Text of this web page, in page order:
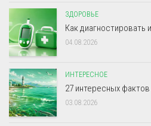
ЗДОРОВЬЕ
Как диагностировать
04.08.2026
ИНТЕРЕСНОЕ
27 интересных
03.08.2026